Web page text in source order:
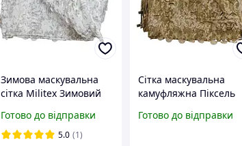
Зимова маскувальна
сітка Militex Зимовий
15 кв.м.)
Готово до відправки
5.0 (1)
Сітка маскувальна
камуфляжна Піксель
авто, техніки та
Готово до відправки